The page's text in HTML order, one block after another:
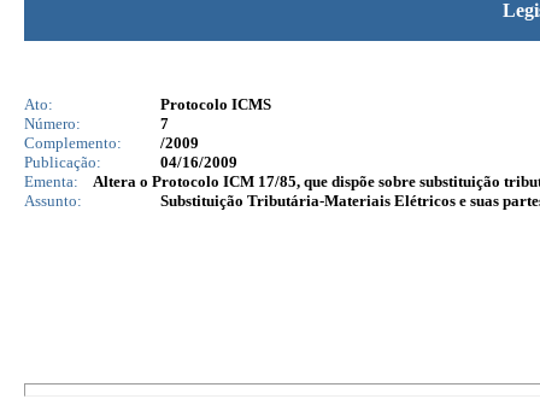
Ato:
Protocolo ICMS
Número:
7
Complemento:
/2009
Publicação:
04/16/2009
Ementa:
Altera o Protocolo ICM 17/85, que dispõe sobre substituição
Assunto:
Substituição Tributária-Materiais Elétricos e suas